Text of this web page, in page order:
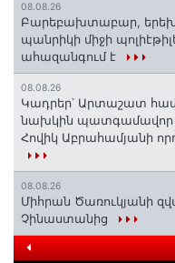
08.08.26
Բարեբախտաբար,
պանրիկի միջի
ահազանգում է
08.08.26
Կադրեր՝ Արտաշատ
նախկին պատգամավոր
Հովիկ Աբրահամյանի
08.08.26
Միհրան Ծառուկյանի
Չինաստանից